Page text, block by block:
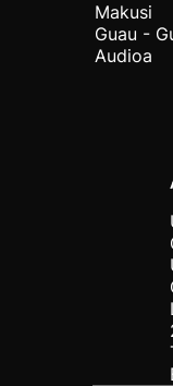
Makusi
Guau -
Audioa